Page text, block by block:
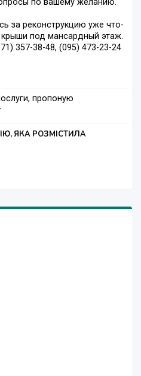
по вашему желанию.
за реконструкцию уже что-
под мансардный этаж.
357-38-48, (095) 473-23-24
пропоную
ЯКА РОЗМІСТИЛА